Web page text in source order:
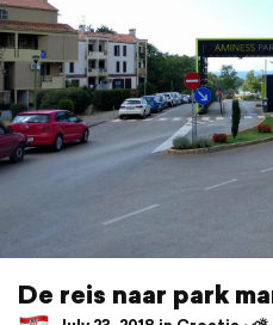
De reis naar park